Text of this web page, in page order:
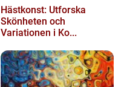
Hästkonst: Utforska
Skönheten och
Variationen i Ko...